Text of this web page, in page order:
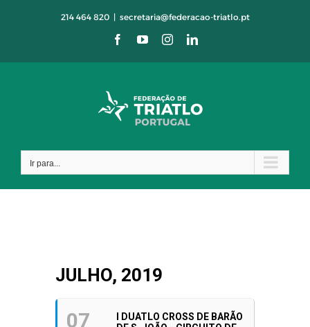
214 464 820 | secretaria@federacao-triatlo.pt
FacebookYouTubeInstagramLinkedIn
Ir para...
JULHO, 2019
07
I DUATLO CROSS DE BARÃO